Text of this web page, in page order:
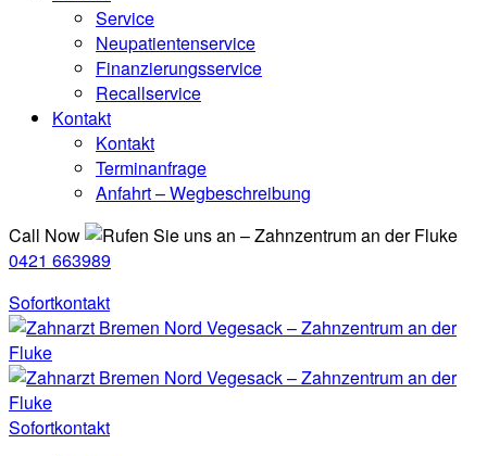
Service
Neupatientenservice
Finanzierungsservice
Recallservice
Kontakt
Kontakt
Terminanfrage
Anfahrt – Wegbeschreibung
Call Now
0421 663989
Sofortkontakt
Sofortkontakt